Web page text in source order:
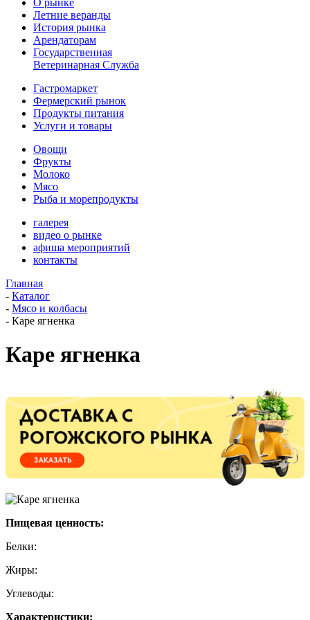
О рынке
Летние веранды
История рынка
Арендаторам
Государственная
Ветеринарная Служба
Гастромаркет
Фермерский рынок
Продукты питания
Услуги и товары
Овощи
Фрукты
Молоко
Мясо
Рыба и морепродукты
галерея
видео о рынке
афиша мероприятий
контакты
Главная
- Каталог
- Мясо и колбасы
- Каре ягненка
Каре ягненка
Пищевая ценность:
Белки:
Жиры:
Углеводы:
Характеристики: